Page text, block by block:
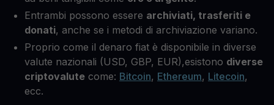
Entrambi possono essere archiviati, trasferiti e
donati, anche se i metodi di archiviazione variano.
Proprio come il denaro fiat è disponibile in diverse
valute nazionali (USD, GBP, EUR),esistono diverse
criptovalute come: Bitcoin, Ethereum, Litecoin,
ecc.